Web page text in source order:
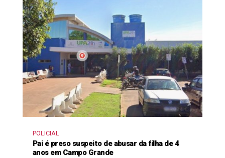
POLICIAL
Pai é preso suspeito de abusar da filha de 4
anos em Campo Grande